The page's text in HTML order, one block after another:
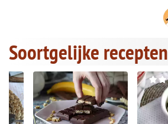
Soortgelijke recepten